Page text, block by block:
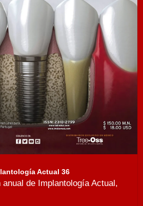
Actual 36
anual de Implantología Actual,